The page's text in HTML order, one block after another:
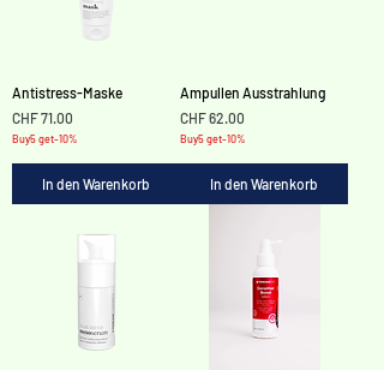
Antistress-Maske
Preis
CHF 71.00
Buy5 get-10%
In den Warenkorb
Ampullen Ausstrahlung
Preis
CHF 62.00
Buy5 get-10%
In den Warenkorb